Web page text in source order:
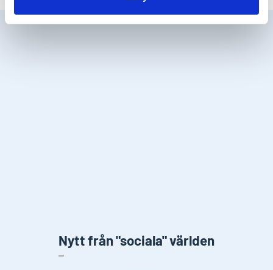
Nytt från "sociala" världen